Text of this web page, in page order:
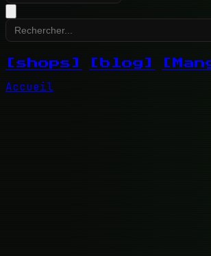
[shops] [blog]
Accueil